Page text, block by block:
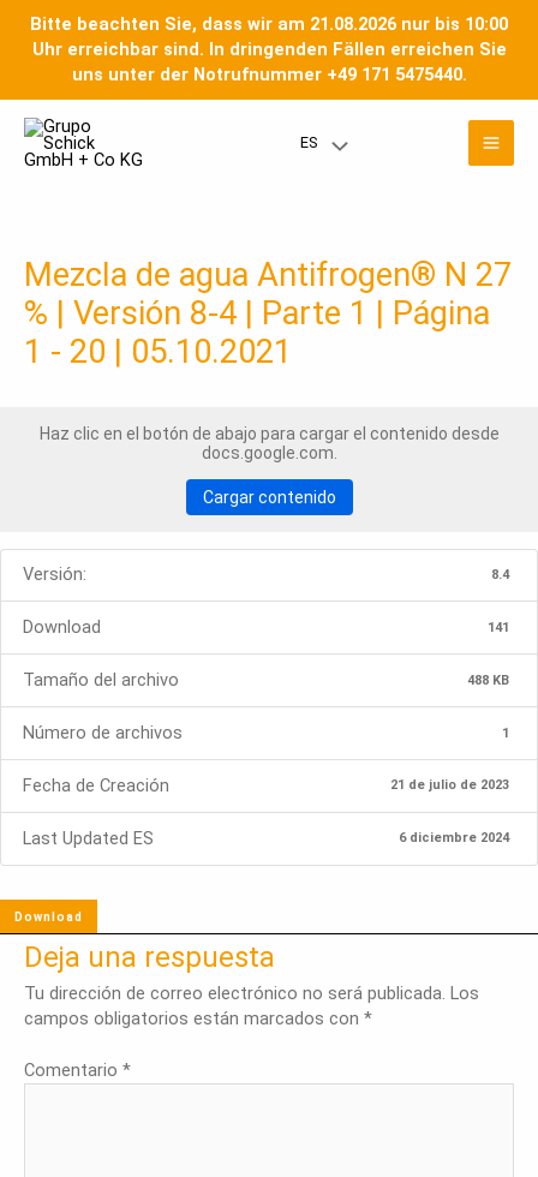
Bitte beachten Sie, dass wir am 21.08.2026 nur bis 10:00
Uhr erreichbar sind. In dringenden Fällen erreichen Sie
uns unter der Notrufnummer +49 171 5475440.
contenido
ES Menú
Mezcla de agua Antifrogen® N 27
% | Versión 8-4 | Parte 1 | Página
1 - 20 | 05.10.2021
Haz clic en el botón de abajo para cargar el contenido desde
docs.google.com.
Cargar contenido
Versión: 8.4
Download 141
Tamaño del archivo 488 KB
Número de archivos 1
Fecha de Creación 21 de julio de 2023
Last Updated ES 6 diciembre 2024
Download
Deja una respuesta
Tu dirección de correo electrónico no será publicada. Los
campos obligatorios están marcados con *
Comentario *